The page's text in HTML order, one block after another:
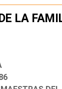
LA